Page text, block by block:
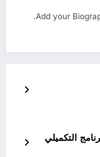
Add your
البرنامج التكميلي